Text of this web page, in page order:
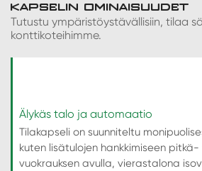
KAPSELIN OMINAISUUDET
Tutustu ympäristöystävällisiin, tilaa
konttikoteihimme.
Älykäs talo ja automaatio
Tilakapseli on suunniteltu
kuten lisätulojen hankkimiseen
vuokrauksen avulla, vierastalona